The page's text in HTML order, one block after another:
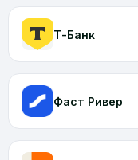
Т-Банк
Фаст Ривер